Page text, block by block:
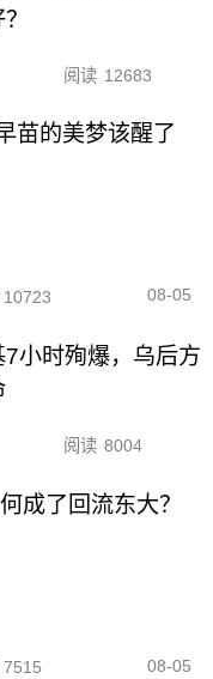
阅读 12683
苗的美梦该醒了
10723 08-05
小时殉爆，乌后方
阅读 8004
成了回流东大？
7515 08-05